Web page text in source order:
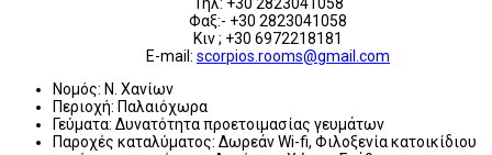
Φαξ:- +30 2823041058
Κιν ; +30 6972218181
E-mail: scorpios.rooms@gmail.com
Νομός: Ν. Χανίων
Περιοχή: Παλαιόχωρα
Γεύματα: Δυνατότητα προετοιμασίας γευμάτων
Παροχές καταλύματος: Δωρεάν Wi-fi, Φιλοξενία κατοικίδιου